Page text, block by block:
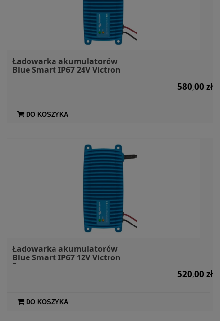
Ładowarka akumulatorów
Blue Smart IP67 24V Victron
Energy
580,00 zł
DO KOSZYKA
Ładowarka akumulatorów
Blue Smart IP67 12V Victron
Energy
520,00 zł
DO KOSZYKA